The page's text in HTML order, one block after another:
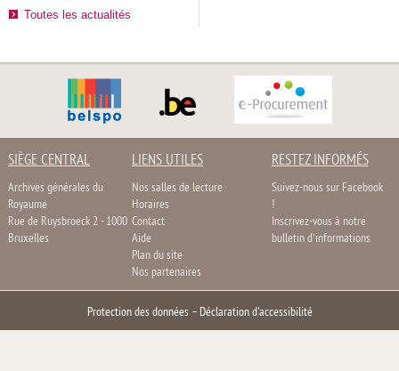
Toutes les actualités
SIÈGE CENTRAL
Archives générales du
Royaume
Rue de Ruysbroeck 2 - 1000
Bruxelles
LIENS UTILES
Nos salles de lecture
Horaires
Contact
Aide
Plan du site
Nos partenaires
RESTEZ INFORMÉS
Suivez-nous sur Facebook
!
Inscrivez-vous à notre
bulletin d'informations
Protection des données– Déclaration d'accessibilité